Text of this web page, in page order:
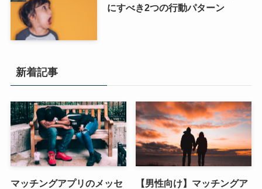
にすべき2つの行動パターン
新着記事
マッチングアプリのメッセ
【男性向け】マッチングア